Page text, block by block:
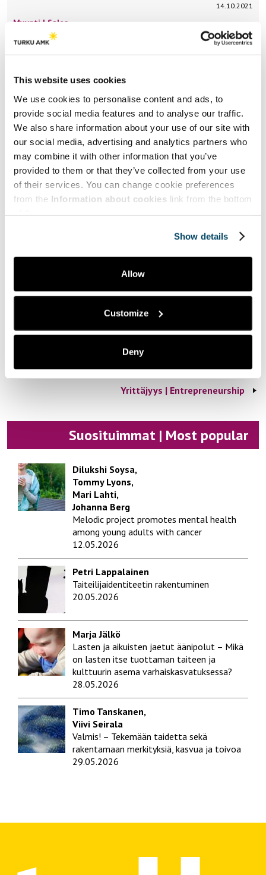
This website uses cookies
We use cookies to personalise content and ads, to
provide social media features and to analyse our traffic.
We also share information about your use of our site with
our social media, advertising and analytics partners who
may combine it with other information that you’ve
provided to them or that they’ve collected from your use
of their services. You can change cookie preferences
from the Information about cookies link from the bottom
Show details
Allow
Customize
Deny
14.10.2021
Myynti | Sales
Sales is not just about action but
interaction
I have been involved in business-to-business (B2B) and
Business-to-Consumer (B2C) sales for 50 years, however
the pandemic saw a seismic…
Lataa lisää
Puheenvuoroja | Comments
Ympäristö | Environment
Yrittäjyys | Entrepreneurship
Suosituimmat | Most popular
Dilukshi Soysa,
Tommy Lyons,
Mari Lahti,
Johanna Berg
Melodic project promotes mental health
among young adults with cancer
12.05.2026
Petri Lappalainen
Taiteilijaidentiteetin rakentuminen
20.05.2026
Marja Jälkö
Lasten ja aikuisten jaetut äänipolut – Mikä
on lasten itse tuottaman taiteen ja
kulttuurin asema varhaiskasvatuksessa?
28.05.2026
Timo Tanskanen,
Viivi Seirala
Valmis! – Tekemään taidetta sekä
rakentamaan merkityksiä, kasvua ja toivoa
29.05.2026